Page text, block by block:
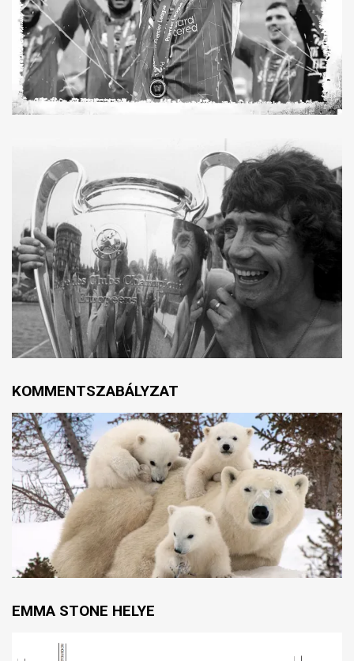
KOMMENTSZABÁLYZAT
EMMA STONE HELYE